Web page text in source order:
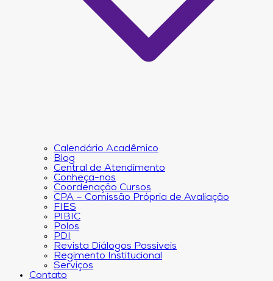
Calendário Acadêmico
Blog
Central de Atendimento
Conheça-nos
Coordenação Cursos
CPA – Comissão Própria de Avaliação
FIES
PIBIC
Polos
PDI
Revista Diálogos Possíveis
Regimento Institucional
Serviços
Contato